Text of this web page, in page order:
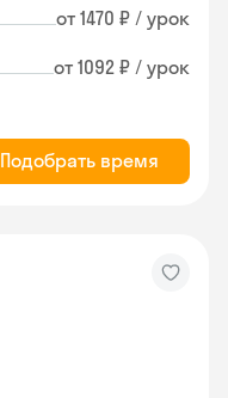
от 1470 ₽ / урок
от 1092 ₽ / урок
Подобрать время